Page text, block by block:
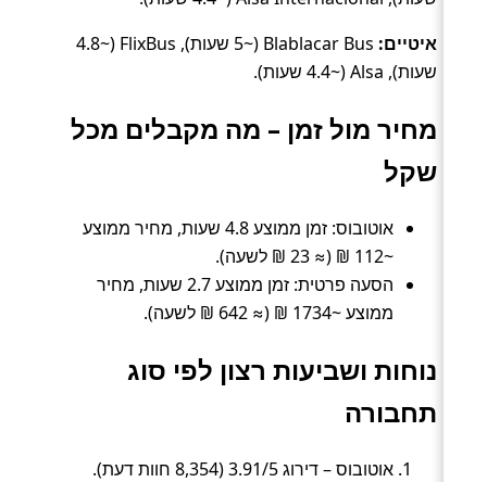
איטיים:
Blablacar Bus (~5 שעות), FlixBus (~4.8
שעות), Alsa (~4.4 שעות).
מחיר מול זמן – מה מקבלים מכל
שקל
אוטובוס: זמן ממוצע 4.8 שעות, מחיר ממוצע
~112 ₪ (≈ 23 ₪ לשעה).
הסעה פרטית: זמן ממוצע 2.7 שעות, מחיר
ממוצע ~1734 ₪ (≈ 642 ₪ לשעה).
נוחות ושביעות רצון לפי סוג
תחבורה
אוטובוס – דירוג 3.91/5 (8,354 חוות דעת).